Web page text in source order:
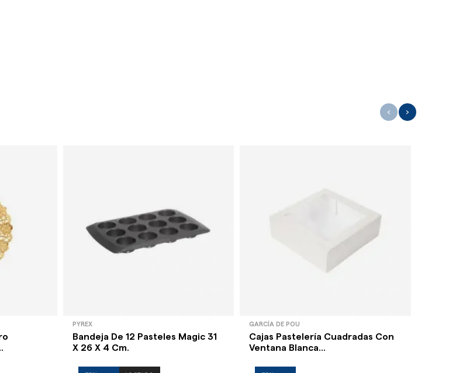
PYREX
Bandeja De 12 Pasteles Magic 31
X 26 X 4 Cm.
GARCÍA DE POU
Cajas Pastelería Cuadradas Con
Ventana Blanca...
‹ ›